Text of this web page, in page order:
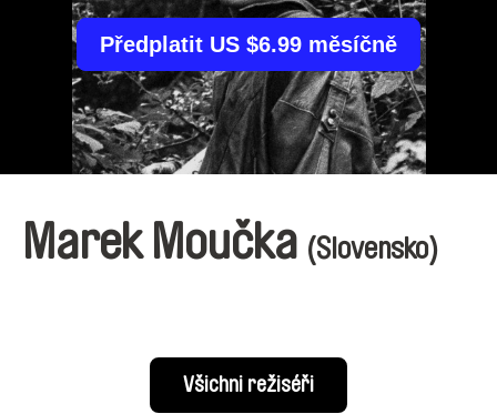
Předplatit US $6.99 měsíčně
Marek Moučka (Slovensko)
Všichni režiséři